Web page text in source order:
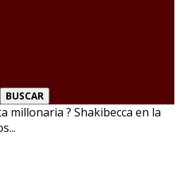
millonaria ? Shakibecca en la